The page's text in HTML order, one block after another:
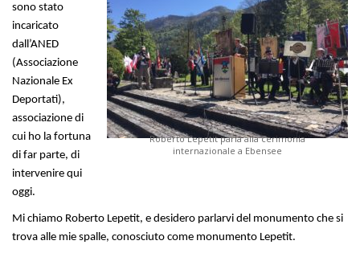
Roberto Lepetit parla alla cerimonia
internazionale a Ebensee
sono stato
incaricato
dall’ANED
(Associazione
Nazionale Ex
Deportati),
associazione di
cui ho la fortuna
di far parte, di
intervenire qui
oggi.
Mi chiamo Roberto Lepetit, e desidero parlarvi del monumento che si
trova alle mie spalle, conosciuto come monumento Lepetit.